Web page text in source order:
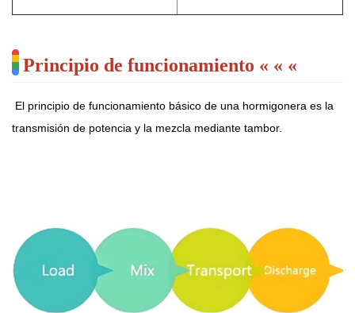
Principio de funcionamiento « « «
El principio de funcionamiento básico de una hormigonera es la
transmisión de potencia y la mezcla mediante tambor.